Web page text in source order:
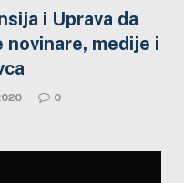
i Uprava da
medije i
0